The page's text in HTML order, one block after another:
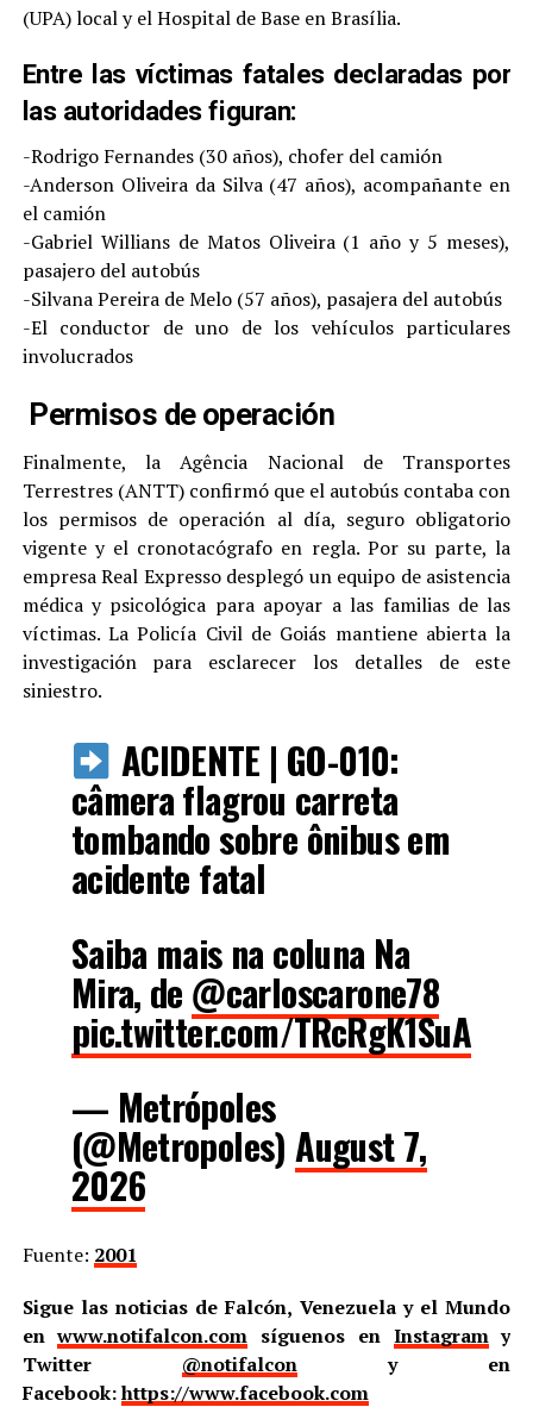
(UPA) local y el Hospital de Base en Brasília.
Entre las víctimas fatales declaradas por
las autoridades figuran:
-Rodrigo Fernandes (30 años), chofer del camión
-Anderson Oliveira da Silva (47 años), acompañante en
el camión
-Gabriel Willians de Matos Oliveira (1 año y 5 meses),
pasajero del autobús
-Silvana Pereira de Melo (57 años), pasajera del autobús
-El conductor de uno de los vehículos particulares
involucrados
Permisos de operación
Finalmente, la Agência Nacional de Transportes
Terrestres (ANTT) confirmó que el autobús contaba con
los permisos de operación al día, seguro obligatorio
vigente y el cronotacógrafo en regla. Por su parte, la
empresa Real Expresso desplegó un equipo de asistencia
médica y psicológica para apoyar a las familias de las
víctimas. La Policía Civil de Goiás mantiene abierta la
investigación para esclarecer los detalles de este
siniestro.
ACIDENTE | GO-010:
câmera flagrou carreta
tombando sobre ônibus em
acidente fatal
Saiba mais na coluna Na
Mira, de @carloscarone78
pic.twitter.com/TRcRgK1SuA
— Metrópoles
(@Metropoles) August 7,
2026
Fuente: 2001
Sigue las noticias de Falcón, Venezuela y el Mundo
enwww.notifalcon.com síguenos en Instagramy
Twitter @notifalcony en
Facebook:https://www.facebook.com